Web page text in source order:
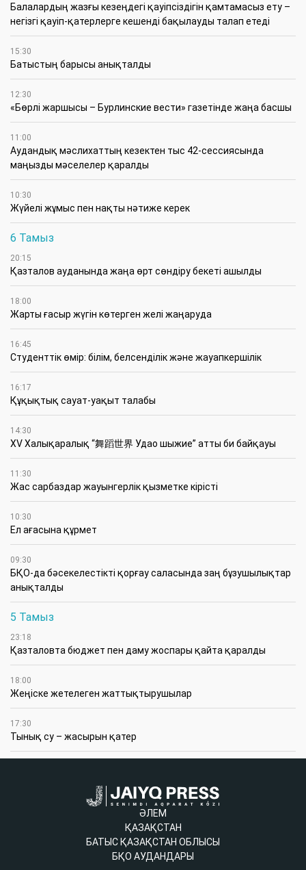
Балалардың жазғы кезеңдегі қауіпсіздігін қамтамасыз ету –
негізгі қауіп-қатерлерге кешенді бақылауды талап етеді
15:30
Батыстың барысы анықталды
12:30
«Бөрлі жаршысы – Бурлинские вести» газетінде жаңа басшы
11:00
Аудандық мәслихаттың кезектен тыс 42-сессиясында
маңызды мәселелер қаралды
10:30
Жүйелі жұмыс пен нақты нәтиже керек
6 Тамыз
20:15
Қазталов ауданында жаңа өрт сөндіру бекеті ашылды
18:00
Жарты ғасыр жүгін көтерген желі жаңаруда
16:45
Студенттік өмір: білім, белсенділік және жауапкершілік
16:17
Құқықтық сауат-уақыт талабы
14:30
XV Халықаралық “舞蹈世界 Удао шыжие” атты би байқауы
11:30
Жас сарбаздар жауынгерлік қызметке кірісті
10:30
Ел ағасына құрмет
09:30
БҚО-да бәсекелестікті қорғау саласында заң бұзушылықтар
анықталды
5 Тамыз
23:18
Қазталовта бюджет пен даму жоспары қайта қаралды
18:00
Жеңіске жетелеген жаттықтырушылар
17:30
Тынық су – жасырын қатер
ӘЛЕМ
ҚАЗАҚСТАН
БАТЫС ҚАЗАҚСТАН ОБЛЫСЫ
БҚО АУДАНДАРЫ